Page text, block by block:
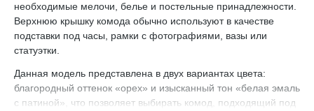
необходимые мелочи, белье и постельные принадлежности.
Верхнюю крышку комода обычно используют в качестве
подставки под часы, рамки с фотографиями, вазы или
статуэтки.
Данная модель представлена в двух вариантах цвета:
благородный оттенок «орех» и изысканный тон «белая эмаль
с патиной», что позволяет выбирать комод, подходящий под